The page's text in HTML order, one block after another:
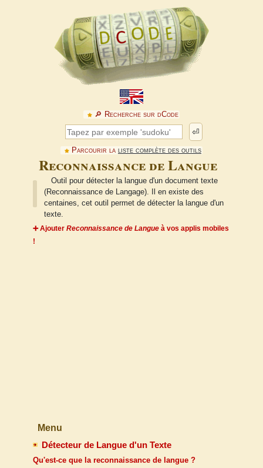
🔎︎ Recherche sur dCode
⏎
Parcourir la liste complète des outils
Reconnaissance de Langue
Outil pour détecter la langue d'un document texte
(Reconnaissance de Langage). Il en existe des
centaines, cet outil permet de détecter la langue d'un
texte.
➕ Ajouter Reconnaissance de Langue à vos applis mobiles
!
Menu
Détecteur de Langue d'un Texte
Qu'est-ce que la reconnaissance de langue ?